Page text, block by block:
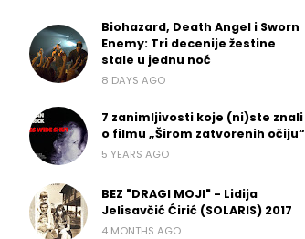
Biohazard, Death Angel i Sworn
Enemy: Tri decenije žestine
stale u jednu noć
8 DAYS AGO
7 zanimljivosti koje (ni)ste znali
o filmu „Širom zatvorenih očiju“
5 YEARS AGO
BEZ "DRAGI MOJI" - Lidija
Jelisavčić Ćirić (SOLARIS) 2017
4 MONTHS AGO